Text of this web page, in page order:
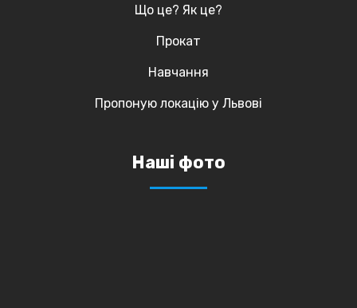
Що це? Як це?
Прокат
Навчання
Пропоную локацію у Львові
Наші фото